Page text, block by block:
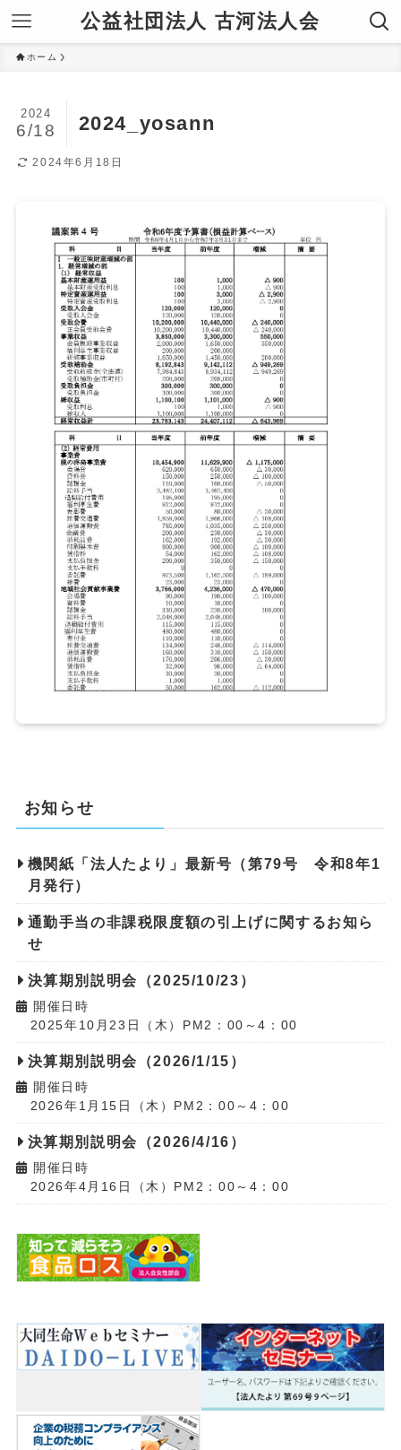
公益社団法人 古河法人会
ホーム
2024_yosann
2024
6/18
2024年6月18日
お知らせ
機関紙「法人たより」最新号（第79号 令和8年1
月発行）
通勤手当の非課税限度額の引上げに関するお知ら
せ
決算期別説明会（2025/10/23）
開催日時
2025年10月23日（木）PM2：00～4：00
決算期別説明会（2026/1/15）
開催日時
2026年1月15日（木）PM2：00～4：00
決算期別説明会（2026/4/16）
開催日時
2026年4月16日（木）PM2：00～4：00